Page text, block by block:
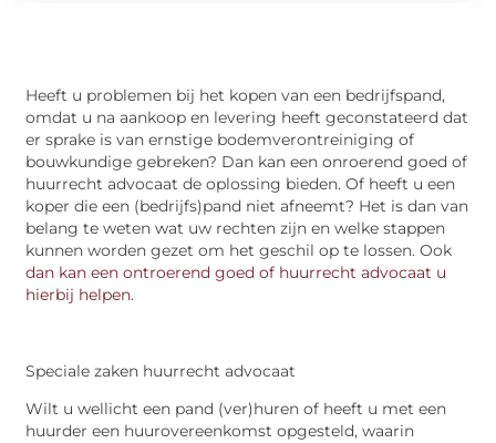
Heeft u problemen bij het kopen van een bedrijfspand,
omdat u na aankoop en levering heeft geconstateerd dat
er sprake is van ernstige bodemverontreiniging of
bouwkundige gebreken? Dan kan een onroerend goed of
huurrecht advocaat de oplossing bieden. Of heeft u een
koper die een (bedrijfs)pand niet afneemt? Het is dan van
belang te weten wat uw rechten zijn en welke stappen
kunnen worden gezet om het geschil op te lossen. Ook
dan kan een ontroerend goed of huurrecht advocaat u
hierbij helpen.
Speciale zaken huurrecht advocaat
Wilt u wellicht een pand (ver)huren of heeft u met een
huurder een huurovereenkomst opgesteld, waarin